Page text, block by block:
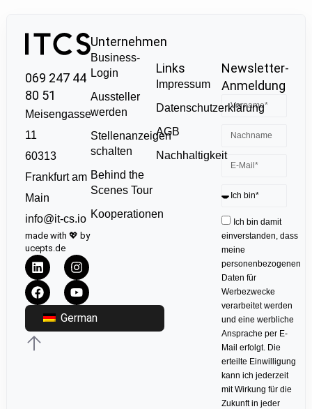
069 247 44
80 51
Meisengasse
11
60313
Frankfurt am
Main
info@it-cs.io
made with 💖 by
ucepts.de
German
Unternehmen
Business-
Login
Aussteller
werden
Stellenanzeigen
schalten
Behind the
Scenes Tour
Kooperationen
Links
Impressum
Datenschutzerklärung
AGB
Nachhaltigkeit
Newsletter-
Anmeldung
Ich bin damit
einverstanden, dass
meine
personenbezogenen
Daten für
Werbezwecke
verarbeitet werden
und eine werbliche
Ansprache per E-
Mail erfolgt. Die
erteilte Einwilligung
kann ich jederzeit
mit Wirkung für die
Zukunft in jeder